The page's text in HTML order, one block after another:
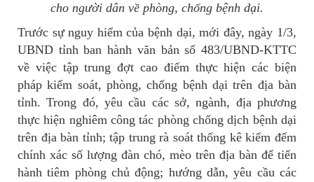
cho người dân về phòng, chống bệnh dại.
Trước sự nguy hiểm của bệnh dại, mới đây, ngày 1/3,
UBND tỉnh ban hành văn bản số 483/UBND-KTTC
về việc tập trung đợt cao điểm thực hiện các biện
pháp kiểm soát, phòng, chống bệnh dại trên địa bàn
tỉnh. Trong đó, yêu cầu các sở, ngành, địa phương
thực hiện nghiêm công tác phòng chống dịch bệnh dại
trên địa bàn tỉnh; tập trung rà soát thống kê kiểm đếm
chính xác số lượng đàn chó, mèo trên địa bàn để tiến
hành tiêm phòng chủ động; hướng dẫn, yêu cầu các